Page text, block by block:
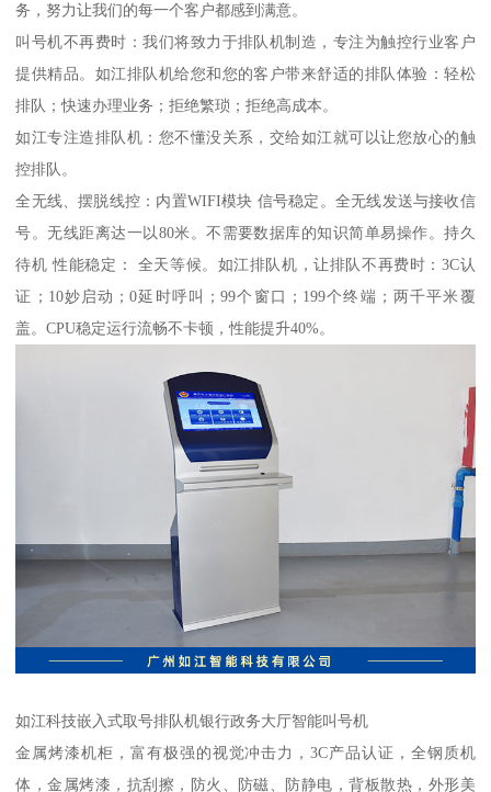
务，努力让我们的每一个客户都感到满意。
叫号机不再费时：我们将致力于排队机制造，专注为触控行业客户
提供精品。如江排队机给您和您的客户带来舒适的排队体验：轻松
排队；快速办理业务；拒绝繁琐；拒绝高成本。
如江专注造排队机：您不懂没关系，交给如江就可以让您放心的触
控排队。
全无线、摆脱线控：内置WIFI模块 信号稳定。全无线发送与接收信
号。无线距离达一以80米。不需要数据库的知识简单易操作。持久
待机 性能稳定： 全天等候。如江排队机，让排队不再费时：3C认
证；10妙启动；0延时呼叫；99个窗口；199个终端；两千平米覆
盖。CPU稳定运行流畅不卡顿，性能提升40%。
如江科技嵌入式取号排队机银行政务大厅智能叫号机
金属烤漆机柜，富有极强的视觉冲击力，3C产品认证，全钢质机
体，金属烤漆，抗刮擦，防火、防磁、防静电，背板散热，外形美